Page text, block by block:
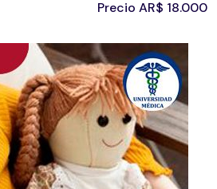
Precio AR$ 18.000